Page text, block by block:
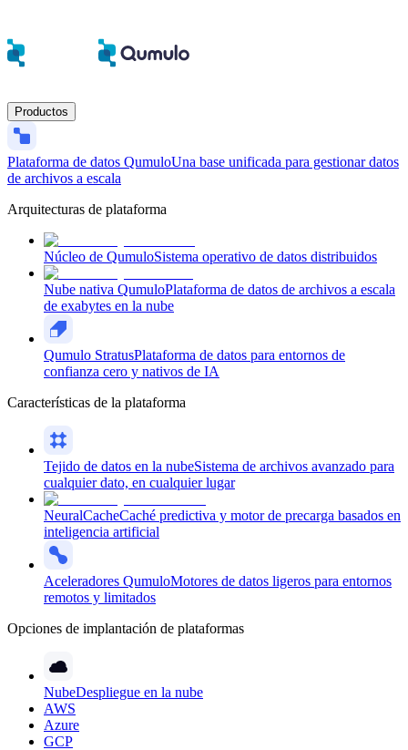
Productos
Plataforma de datos QumuloUna base unificada para gestionar datos
de archivos a escala
Arquitecturas de plataforma
Núcleo de QumuloSistema operativo de datos distribuidos
Nube nativa QumuloPlataforma de datos de archivos a escala
de exabytes en la nube
Qumulo StratusPlataforma de datos para entornos de
confianza cero y nativos de IA
Características de la plataforma
Tejido de datos en la nubeSistema de archivos avanzado para
cualquier dato, en cualquier lugar
NeuralCacheCaché predictiva y motor de precarga basados en
inteligencia artificial
Aceleradores QumuloMotores de datos ligeros para entornos
remotos y limitados
Opciones de implantación de plataformas
NubeDespliegue en la nube
AWS
Azure
GCP